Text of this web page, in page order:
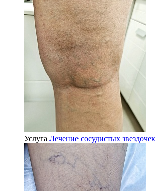
Услуга Лечение сосудистых звездочек